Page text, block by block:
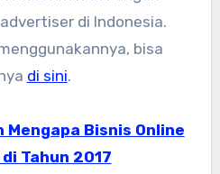
di Indonesia.
bisa
di sini.
Mengapa Bisnis Online
Tahun 2017